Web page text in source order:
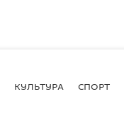
КУЛЬТУРА СПОРТ